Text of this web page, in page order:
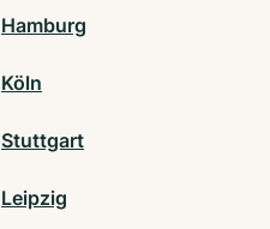
Hamburg
Köln
Stuttgart
Leipzig